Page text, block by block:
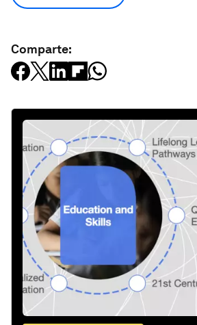
Comparte: